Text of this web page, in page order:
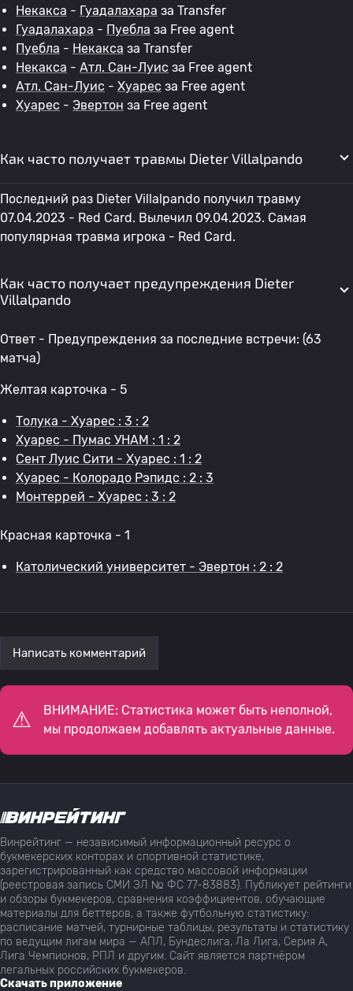
Некакса - Гуадалахара за Transfer
Гуадалахара - Пуебла за Free agent
Пуебла - Некакса за Transfer
Некакса - Атл. Сан-Луис за Free agent
Атл. Сан-Луис - Хуарес за Free agent
Хуарес - Эвертон за Free agent
Как часто получает травмы Dieter Villalpando
Последний раз Dieter Villalpando получил травму
07.04.2023 - Red Card. Вылечил 09.04.2023. Самая
популярная травма игрока - Red Card.
Как часто получает предупреждения Dieter
Villalpando
Ответ - Предупреждения за последние встречи: (63
матча)
Желтая карточка - 5
Толука - Хуарес : 3 : 2
Хуарес - Пумас УНАМ : 1 : 2
Сент Луис Сити - Хуарес : 1 : 2
Хуарес - Колорадо Рэпидс : 2 : 3
Монтеррей - Хуарес : 3 : 2
Красная карточка - 1
Католический университет - Эвертон : 2 : 2
Написать комментарий
ВНИМАНИЕ: Статистика может быть неполной,
мы продолжаем добавлять актуальные данные.
Винрейтинг — независимый информационный ресурс о
букмекерских конторах и спортивной статистике,
зарегистрированный как средство массовой информации
(реестровая запись СМИ ЭЛ № ФС 77-83883). Публикует рейтинги
и обзоры букмекеров, сравнения коэффициентов, обучающие
материалы для беттеров, а также футбольную статистику:
расписание матчей, турнирные таблицы, результаты и статистику
по ведущим лигам мира — АПЛ, Бундеслига, Ла Лига, Серия А,
Лига Чемпионов, РПЛ и другим. Сайт является партнёром
легальных российских букмекеров.
Скачать приложение